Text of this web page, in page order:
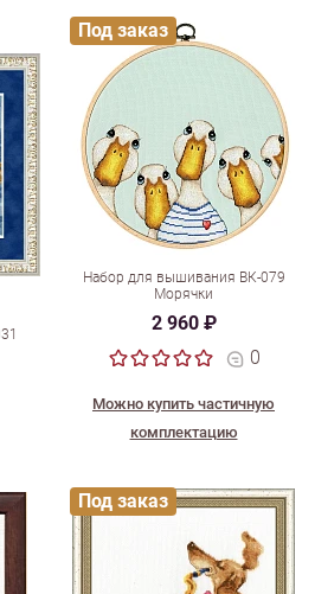
Набор для вышивания ВК-079
Морячки
2 960 ₽
0
Можно купить частичную
комплектацию
Под заказ
Под заказ